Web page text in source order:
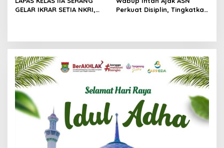
GELAR IKRAR SETIA NKRI,
Perkuat Disiplin, Tingkatkan